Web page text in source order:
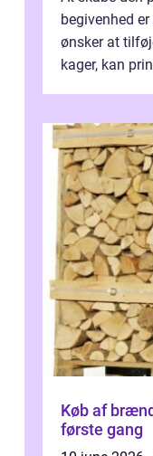
begivenhed
ønsker at
kager, kan
Køb af brænde sådan vælger du
første gang